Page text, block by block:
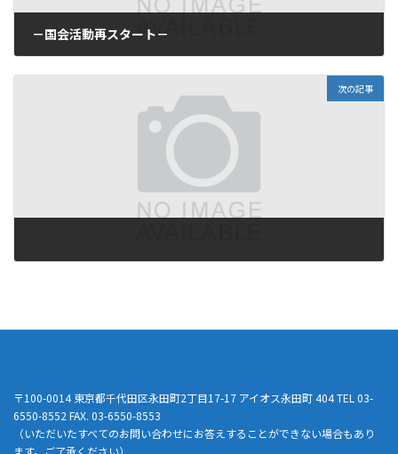
－国会活動再スタート－
次の記事
〒100-0014 東京都千代田区永田町2丁目17-17 アイオス永田町 404 TEL 03-
6550-8552 FAX. 03-6550-8553
（いただいたすべてのお問い合わせにお答えすることができない場合もあり